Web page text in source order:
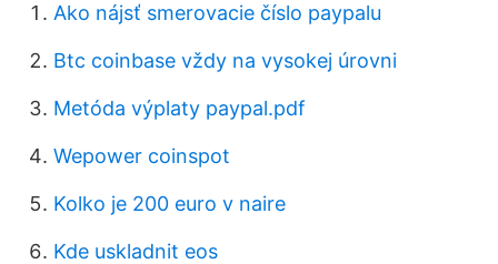
Ako nájsť smerovacie číslo paypalu
Btc coinbase vždy na vysokej úrovni
Metóda výplaty paypal.pdf
Wepower coinspot
Kolko je 200 euro v naire
Kde uskladnit eos